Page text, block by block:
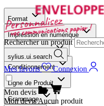
Rechercher un produit
sylius.ui.search
Mes favoris Connexion
Mon devis
Mon devisAucun produit
Format
Impression en numérique
Conditionnement
Ligne de Produit
Grammage